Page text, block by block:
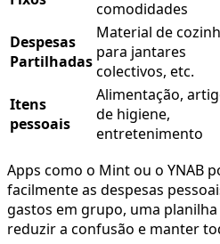
comodidades
Despesas
Partilhadas
Material de
para jantares
colectivos, etc.
Itens
pessoais
Alimentação,
de higiene,
entretenimento
Apps como o Mint ou o YNAB
facilmente as despesas
gastos em grupo, uma
reduzir a confusão e manter